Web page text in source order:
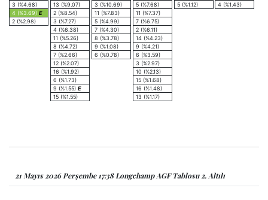
3 (%4.68)
4 (%3.69) E
2 (%2.98)
13 (%9.07)
2 (%8.54)
3 (%7.27)
4 (%6.38)
11 (%5.26)
8 (%4.72)
7 (%2.66)
12 (%2.07)
16 (%1.92)
6 (%1.73)
9 (%1.55) E
15 (%1.55)
3 (%10.69)
11 (%7.83)
5 (%4.99)
7 (%4.30)
8 (%3.78)
9 (%1.08)
6 (%0.78)
5 (%7.68)
11 (%7.37)
7 (%6.75)
2 (%6.11)
14 (%4.23)
9 (%4.21)
6 (%3.59)
3 (%2.97)
10 (%2.13)
15 (%1.68)
16 (%1.48)
13 (%1.17)
5 (%1.12)
4 (%1.43)
21 Mayıs 2026 Perşembe 17:38 Longchamp AGF Tablosu 2. Altılı